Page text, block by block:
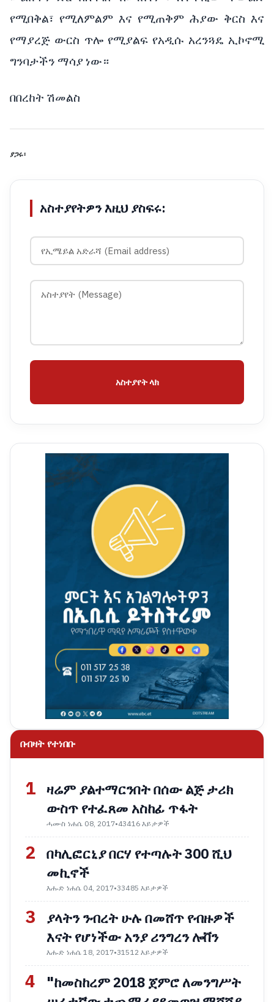
የሚበቅል፣ የሚለምልም እና የሚጠቅም ሕያው ቅርስ እና
የማያረጅ ውርስ ጥሎ የሚያልፍ የአዲሱ አረንጓዴ ኢኮኖሚ
ግንባታችን ማሳያ ነው።
በበረከት ሽመልስ
ያጋሩ፡
አስተያየትዎን እዚህ ያስፍሩ:
አስተያየት ላክ
በብዛት የተነበቡ
1 ዛሬም ያልተማርንበት በሰው ልጅ ታሪክ
ውስጥ የተፈጸመ አስከፊ ጥፋት
ሓሙስ ነሐሴ 08, 2017•43416 እይታዎች
2 በካሊፎርኒያ በርሃ የተጣሉት 300 ሺህ
መኪኖች
እሑድ ነሐሴ 04, 2017•33485 እይታዎች
3
ያላትን ንብረት ሁሉ በመሸጥ የብዙዎች
እናት የሆነችው አንያ ሪንግረን ሎቨን
እሑድ ነሐሴ 18, 2017•31512 እይታዎች
4
"ከመስከረም 2018 ጀምሮ ለመንግሥት